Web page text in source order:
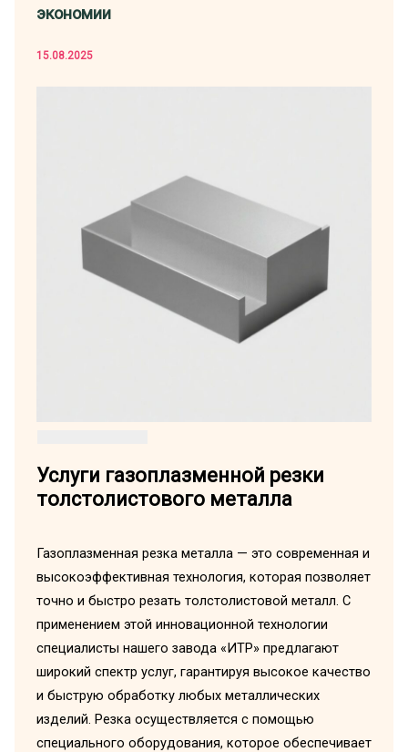
экономии
15.08.2025
Услуги газоплазменной резки
толстолистового металла
Газоплазменная резка металла — это современная и
высокоэффективная технология, которая позволяет
точно и быстро резать толстолистовой металл. С
применением этой инновационной технологии
специалисты нашего завода «ИТР» предлагают
широкий спектр услуг, гарантируя высокое качество
и быструю обработку любых металлических
изделий. Резка осуществляется с помощью
специального оборудования, которое обеспечивает